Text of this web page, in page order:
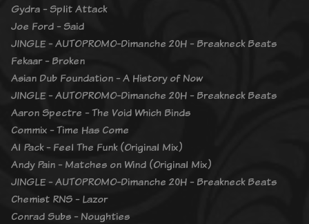
Gydra - Split Attack
Joe Ford - Said
JINGLE - AUTOPROMO-Dimanche 20H - Breakneck Beats
Fekaar - Broken
Asian Dub Foundation - A History of Now
JINGLE - AUTOPROMO-Dimanche 20H - Breakneck Beats
Aaron Spectre - The Void Which Binds
Commix - Time Has Come
Al Pack - Feel The Funk (Original Mix)
Andy Pain - Matches on Wind (Original Mix)
JINGLE - AUTOPROMO-Dimanche 20H - Breakneck Beats
Chemist RNS - Lazor
Conrad Subs - Noughties